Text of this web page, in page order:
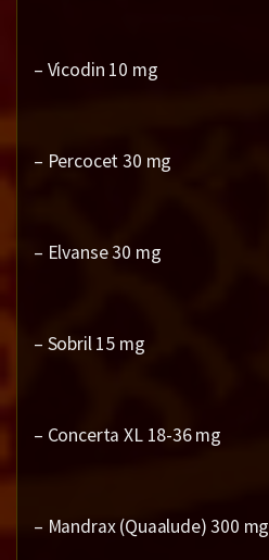
– Vicodin 10 mg
– Percocet 30 mg
– Elvanse 30 mg
– Sobril 15 mg
– Concerta XL 18-36 mg
– Mandrax (Quaalude) 300 mg